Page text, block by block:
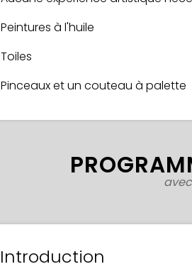
Peintures à l'huile
Toiles
Pinceaux et un couteau à palette
Introduction